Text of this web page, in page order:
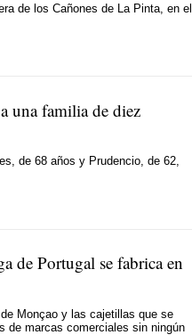
de los Cañones de La Pinta, en el
una familia de diez
de 68 años y Prudencio, de 62,
de Portugal se fabrica en
Monçao y las cajetillas que se
de marcas comerciales sin ningún